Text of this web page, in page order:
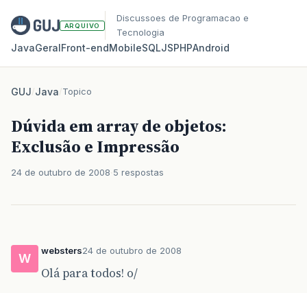
ARQUIVO
Discussoes de Programacao e
Tecnologia
JavaGeralFront‑endMobileSQLJSPHPAndroid
GUJ/Java/Topico
Dúvida em array de objetos:
Exclusão e Impressão
24 de outubro de 2008 5 respostas
W
websters24 de outubro de 2008
Olá para todos! o/